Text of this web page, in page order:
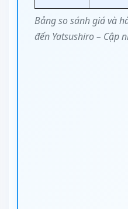
Bảng so sánh giá và
đến Yatsushiro – Cập